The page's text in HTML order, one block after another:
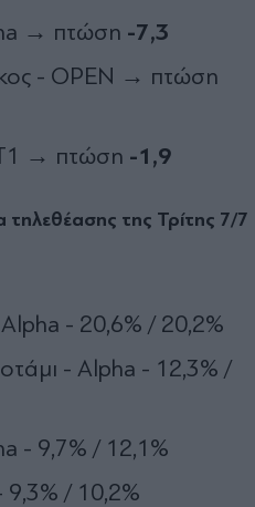
→ πτώση -7,3
- OPEN → πτώση
→ πτώση -1,9
τηλεθέασης της Τρίτης 7/7
- 20,6% / 20,2%
- Alpha - 12,3% /
- 9,7% / 12,1%
9,3% / 10,2%